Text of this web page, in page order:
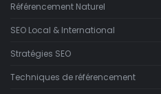
Référencement Naturel
SEO Local & International
Stratégies SEO
Techniques de référencement